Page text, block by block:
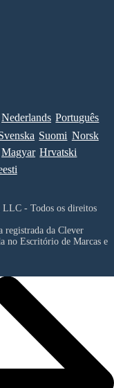
Nederlands Português
Suomi Norsk
Magyar Hrvatski
- Todos os direitos
registrada da Clever
no Escritório de Marcas e